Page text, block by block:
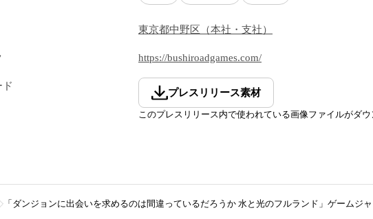
東京都中野区 （本社・支社）
https://bushiroadgames.com/
ド
プレスリリース素材
このプレスリリース内で使われている画像ファイルがダ
「ダンジョンに出会いを求めるのは間違っているだろうか 水と光のフルランド」ゲームジ